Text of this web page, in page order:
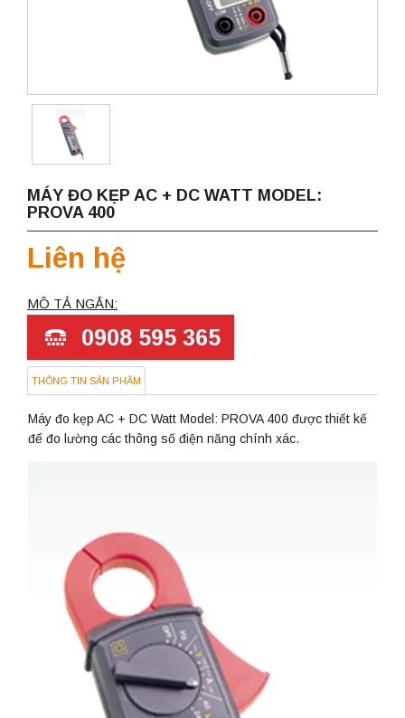
MÁY ĐO KẸP AC + DC WATT MODEL:
PROVA 400
Liên hệ
MÔ TẢ NGẮN:
0908 595 365
THÔNG TIN SẢN PHẨM
Máy đo kẹp AC + DC Watt Model: PROVA 400 được thiết kế
để đo lường các thông số điện năng chính xác.